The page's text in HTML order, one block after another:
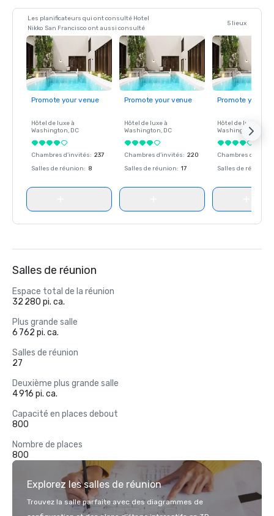
Les planificateurs qui ont consulté Hotel
Nikko San Francisco ont aussi consulté
5 lieux
Promote your venue
Hôtel de luxe à
Washington, DC
Chambres d'invités: 237
Salles de réunion: 8
Promote your venue
Hôtel de luxe à
Washington, DC
Chambres d'invités: 220
Salles de réunion: 17
Promote your
Hôtel de luxe à
Washington
Chambres
Salles de réunion
Salles de réunion
Espace total de la réunion
32 280 pi. ca.
Plus grande salle
6 762 pi. ca.
Salles de réunion
27
Deuxième plus grande salle
4 916 pi. ca.
Capacité en places debout
800
Nombre de places
800
Explorez les salles de réunion
Trouvez la salle parfaite avec des diagrammes de